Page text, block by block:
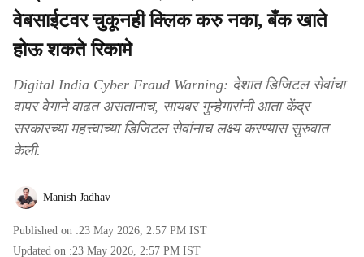
वेबसाईटवर चुकूनही क्लिक करु नका, बँक खाते
होऊ शकते रिकामे
Digital India Cyber Fraud Warning: देशात डिजिटल सेवांचा
वापर वेगाने वाढत असतानाच, सायबर गुन्हेगारांनी आता केंद्र
सरकारच्या महत्त्वाच्या डिजिटल सेवांनाच लक्ष्य करण्यास सुरुवात
केली.
Manish Jadhav
Published on :23 May 2026, 2:57 PM IST
Updated on :23 May 2026, 2:57 PM IST